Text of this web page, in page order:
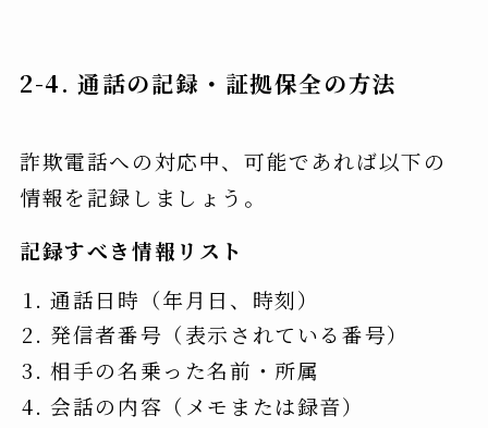
2-4. 通話の記録・証拠保全の方法
詐欺電話への対応中、可能であれば以下の
情報を記録しましょう。
記録すべき情報リスト
通話日時（年月日、時刻）
発信者番号（表示されている番号）
相手の名乗った名前・所属
会話の内容（メモまたは録音）